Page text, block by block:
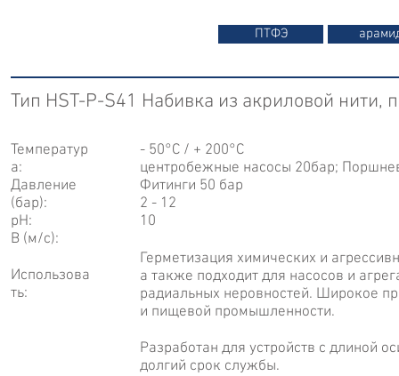
ПТФЭ
Тип HST-P-S41 Набивка из акриловой нити,
Температур
а:
Давление
(бар):
рН:
В (м/с):
Использова
ть:
- 50°С / + 200°С
центробежные насосы 20бар;
Фитинги 50 бар
2 - 12
10
Герметизация химических и
а также подходит для насосов и
радиальных неровностей. Широкое
и пищевой промышленности.
Разработан для устройств с длиной
долгий срок службы.